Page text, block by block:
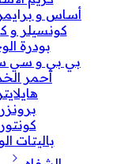
أساس و
كونسيلر و
بودرة
بي بي و سي
أحمر
هايلايتر
برونزر
كونتور
باليتات